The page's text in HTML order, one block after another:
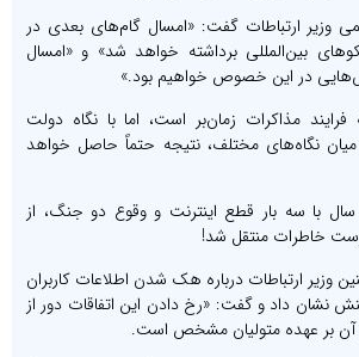
وزیر ارتباطات گفت: «امسال گام‌های بعدی در
بین‌المللی برداشته خواهد شد» و «امسال
در این خصوص خواهیم بود.»
مذاکرات زمان‌بر است، اما با نگاه دولت
نگاه‌های مختلف، نتیجه حتماً حاصل خواهد
با سه بار قطع اینترنت و وقوع دو جنگ، از
خاطرات منتقل شد!
وزیر ارتباطات درباره هک شدن اطلاعات کاربران
نشان داد و گفت: «رخ دادن این اتفاقات دور از
بر عهده متولیان مشخص است.